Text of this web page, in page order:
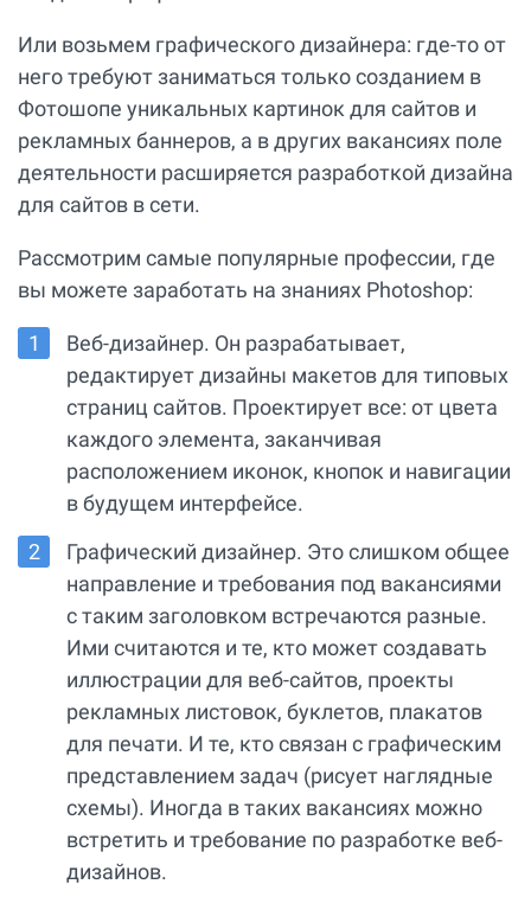
Или возьмем графического дизайнера: где-то от
него требуют заниматься только созданием в
Фотошопе уникальных картинок для сайтов и
рекламных баннеров, а в других вакансиях поле
деятельности расширяется разработкой дизайна
для сайтов в сети.
Рассмотрим самые популярные профессии, где
вы можете заработать на знаниях Photoshop:
Веб-дизайнер. Он разрабатывает,
редактирует дизайны макетов для типовых
страниц сайтов. Проектирует все: от цвета
каждого элемента, заканчивая
расположением иконок, кнопок и навигации
в будущем интерфейсе.
Графический дизайнер. Это слишком общее
направление и требования под вакансиями
с таким заголовком встречаются разные.
Ими считаются и те, кто может создавать
иллюстрации для веб-сайтов, проекты
рекламных листовок, буклетов, плакатов
для печати. И те, кто связан с графическим
представлением задач (рисует наглядные
схемы). Иногда в таких вакансиях можно
встретить и требование по разработке веб-
дизайнов.